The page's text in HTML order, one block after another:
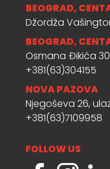
BEOGRAD,
Džordža
BEOGRAD,
Osmana Đikića
+381(63)304155
NOVA PAZOVA
Njegoševa 26,
+381(63)7109958
FOLLOW US